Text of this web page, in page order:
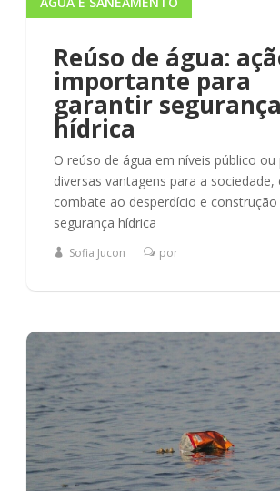
Reúso de água:
importante para
garantir segurança
hídrica
O reúso de água em níveis público
diversas vantagens para a sociedade,
combate ao desperdício e construção
segurança hídrica
Sofia Jucon por